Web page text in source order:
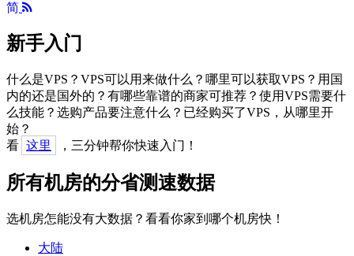
简
新手入门
什么是VPS？VPS可以用来做什么？哪里可以获取VPS？用国
内的还是国外的？有哪些靠谱的商家可推荐？使用VPS需要什
么技能？选购产品要注意什么？已经购买了VPS，从哪里开
始？
看 这里 ，三分钟帮你快速入门！
所有机房的分省测速数据
选机房怎能没有大数据？看看你家到哪个机房快！
大陆